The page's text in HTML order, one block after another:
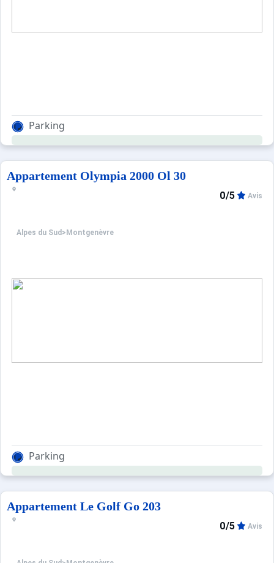
Parking
Appartement Olympia 2000 Ol 30
Alpes du Sud > Montgenèvre
0/5 Avis
Parking
Appartement Le Golf Go 203
0/5 Avis